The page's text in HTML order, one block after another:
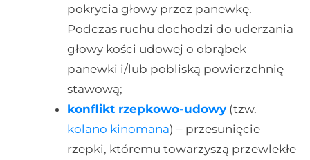
pokrycia głowy przez panewkę.
Podczas ruchu dochodzi do uderzania
głowy kości udowej o obrąbek
panewki i/lub pobliską powierzchnię
stawową;
konflikt rzepkowo-udowy(tzw.
kolano kinomana) – przesunięcie
rzepki, któremu towarzyszą przewlekłe